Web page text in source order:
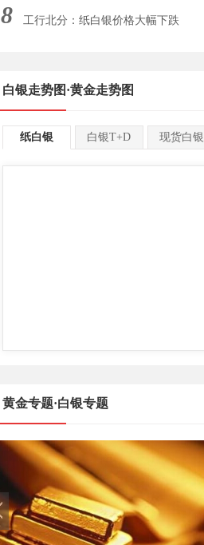
8 工行北分：纸白银价格大幅下跌
白银走势图·黄金走势图
纸白银 白银T+D 现货白银
黄金专题·白银专题